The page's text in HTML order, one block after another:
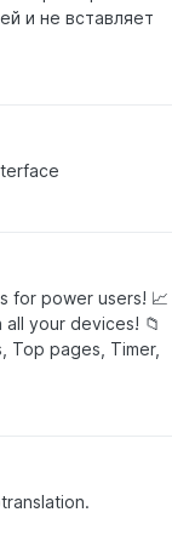
и не вставляет
for power users! 📈
your devices! 📁
Top pages, Timer,